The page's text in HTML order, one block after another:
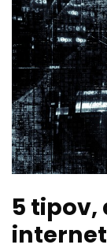
5 tipov,